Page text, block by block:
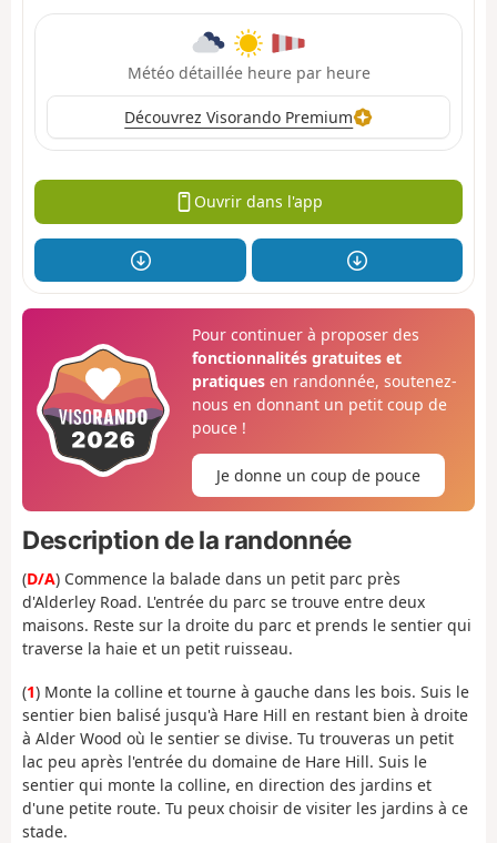
Météo détaillée heure par heure
Découvrez Visorando Premium
Ouvrir dans l'app
Pour continuer à proposer des
fonctionnalités gratuites et
pratiquesen randonnée, soutenez-
nous en donnant un petit coup de
pouce !
Je donne un coup de pouce
Description de la randonnée
(D/A) Commence la balade dans un petit parc près
d'Alderley Road. L'entrée du parc se trouve entre deux
maisons. Reste sur la droite du parc et prends le sentier qui
traverse la haie et un petit ruisseau.
(1) Monte la colline et tourne à gauche dans les bois. Suis le
sentier bien balisé jusqu'à Hare Hill en restant bien à droite
à Alder Wood où le sentier se divise. Tu trouveras un petit
lac peu après l'entrée du domaine de Hare Hill. Suis le
sentier qui monte la colline, en direction des jardins et
d'une petite route. Tu peux choisir de visiter les jardins à ce
stade.